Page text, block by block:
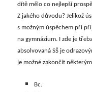
dítě mělo co nejlepší
Z jakého důvodu? Jelikož
s možným úspěchem při
na gymnázium. I zde je
absolvovaná SŠ je
je možné zakončit
Bc.